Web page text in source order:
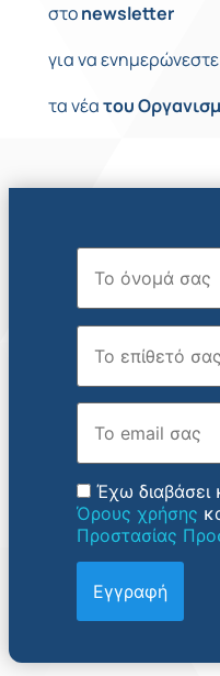
στοnewsletter
για να ενημερώνεστε
τα νέατου
Όνομα
Επώνυμο
Email
Έχω
Όρους χρήσης
Προστασίας